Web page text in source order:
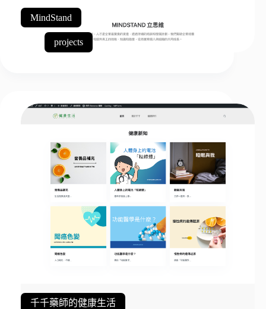
MindStand
projects
千千藥師的健康生活